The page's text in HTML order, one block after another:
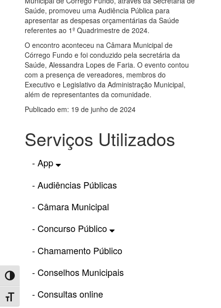
Toggle High Contrast
Toggle Font size
Saúde, promoveu uma Audiência Pública para
apresentar as despesas orçamentárias da Saúde
referentes ao 1º Quadrimestre de 2024.
O encontro aconteceu na Câmara Municipal de
Córrego Fundo e foi conduzido pela secretária da
Saúde, Alessandra Lopes de Faria. O evento contou
com a presença de vereadores, membros do
Executivo e Legislativo da Administração Municipal,
além de representantes da comunidade.
Publicado em: 19 de junho de 2024
Serviços Utilizados
- App
- Audiências Públicas
- Câmara Municipal
- Concurso Público
- Chamamento Público
- Conselhos Municipais
- Consultas online